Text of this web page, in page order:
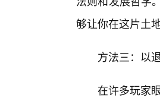
够让你在这片土
方法三：以
在许多玩家